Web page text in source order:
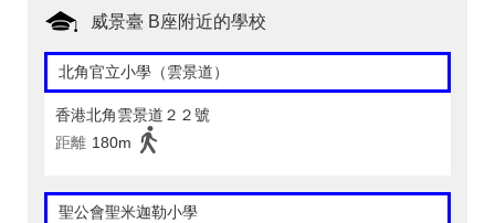
威景臺 B座附近的學校
北角官立小學（雲景道）
香港北角雲景道２２號
距離 180m
聖公會聖米迦勒小學